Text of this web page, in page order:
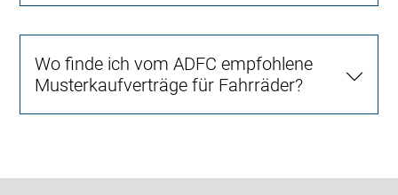
Wo finde ich vom ADFC empfohlene
Musterkaufverträge für Fahrräder?